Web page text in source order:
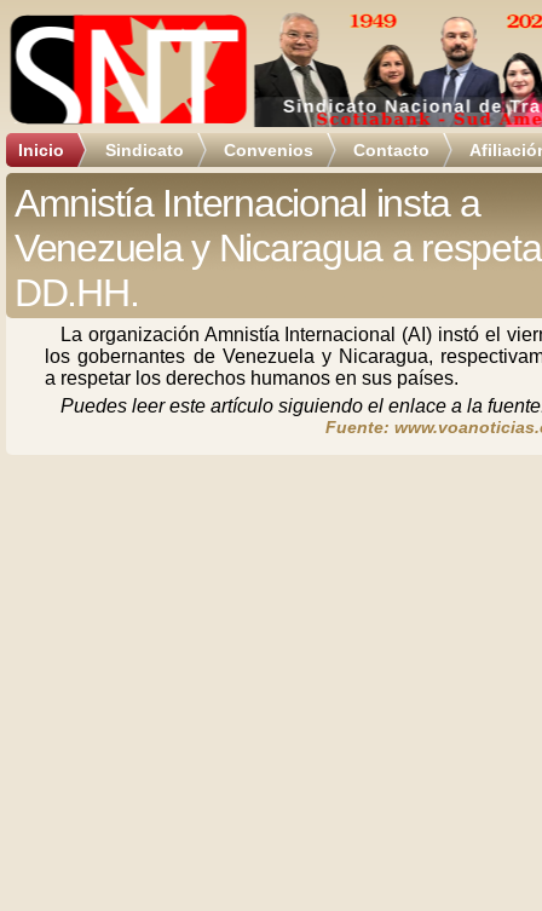
Inicio Sindicato Convenios Contacto
Amnistía Internacional insta a
Venezuela y Nicaragua a
DD.HH.
La organización Amnistía Internacional (AI) instó el
los gobernantes de Venezuela y Nicaragua,
a respetar los derechos humanos en sus países.
Puedes leer este artículo siguiendo el enlace a la
Fuente: